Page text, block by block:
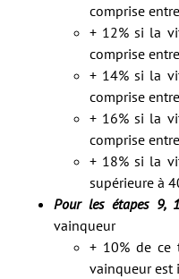
comprise
+ 12% si la
comprise
+ 14% si la
comprise
+ 16% si la
comprise
+ 18% si la
supérieure à
Pour les étapes 9,
vainqueur
+ 10% de ce
vainqueur est